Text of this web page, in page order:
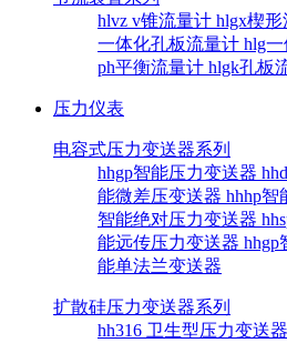
hlvz v锥流量计 hlgx楔
一体化孔板流量计 hlg
ph平衡流量计 hlgk孔板
压力仪表
电容式压力变送器系列
hhgp智能压力变送器
能微差压变送器 hhhp智
智能绝对压力变送器
能远传压力变送器 hhgp
能单法兰变送器
扩散硅压力变送器系列
hh316 卫生型压力变送器